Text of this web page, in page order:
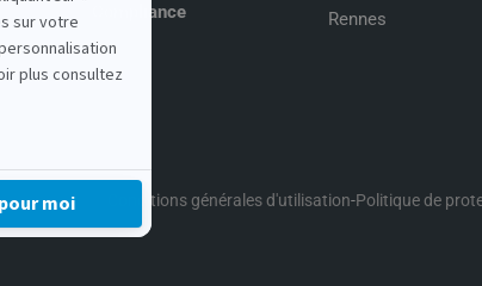
Compliance
Rennes
Conditions générales d'utilisation-Politique de